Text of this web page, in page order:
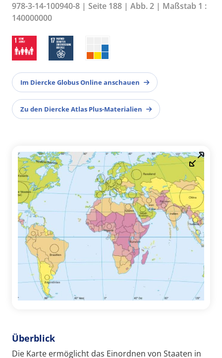
978-3-14-100940-8 | Seite 188 | Abb. 2 | Maßstab 1 :
140000000
Im Diercke Globus Online anschauen
Zu den Diercke Atlas Plus-Materialien
Überblick
Die Karte ermöglicht das Einordnen von Staaten in